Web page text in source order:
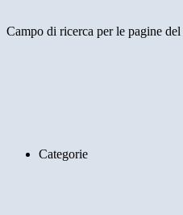
Campo di ricerca per le pagine
Categorie